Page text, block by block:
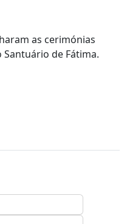
as cerimónias
de Fátima.